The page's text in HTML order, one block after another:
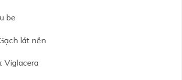
be
lát nền
Viglacera